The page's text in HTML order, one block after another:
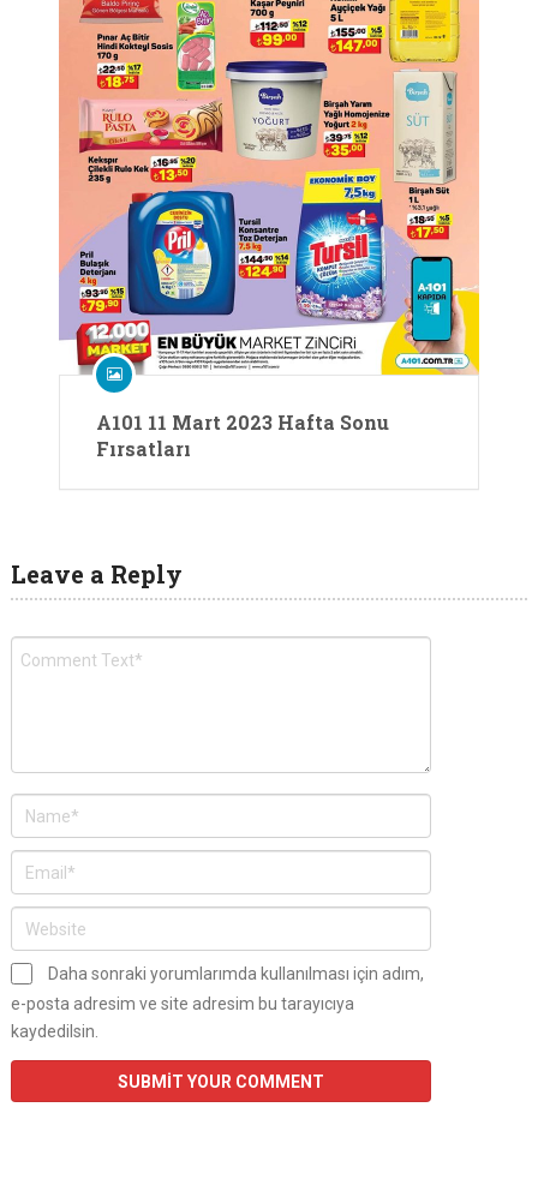
A101 11 Mart 2023 Hafta Sonu
Fırsatları
Leave a Reply
Daha sonraki yorumlarımda kullanılması için adım,
e-posta adresim ve site adresim bu tarayıcıya
kaydedilsin.